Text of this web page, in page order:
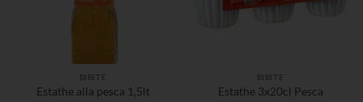
BIBITE
Estathe alla pesca 1,5lt
BIBITE
Estathe 3x20cl Pesca